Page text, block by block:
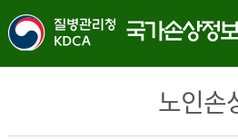
노인손